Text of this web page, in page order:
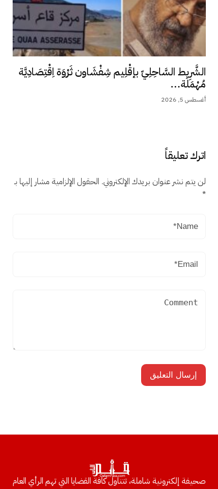
الشَّرِيط السَّاحِلِيّ بإقْلِيم شِفْشَاون ثَرْوَة اِقْتِصَادِيَّة
مُهْمَلَة...
أغسطس 5, 2026
اترك تعليقاً
لن يتم نشر عنوان بريدك الإلكتروني. الحقول الإلزامية مشار إليها بـ
*
صحيفة إلكترونية شاملة، تتناول كافة القضايا التي تهم الرأي العام